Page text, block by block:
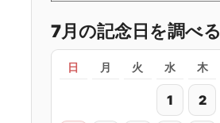
7月の記念日を調べる
日 月 火 水 木
1 2